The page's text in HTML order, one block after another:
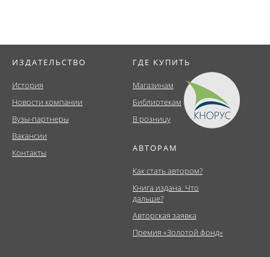
ИЗДАТЕЛЬСТВО
История
Новости компании
Вузы-партнеры
Вакансии
Контакты
ГДЕ КУПИТЬ
Магазинам
Библиотекам
В розницу
АВТОРАМ
Как стать автором?
Книга издана. Что
дальше?
Авторская заявка
Премия «Золотой фонд»